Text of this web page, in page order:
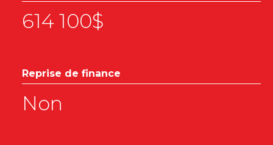
614 100$
Reprise de finance
Non